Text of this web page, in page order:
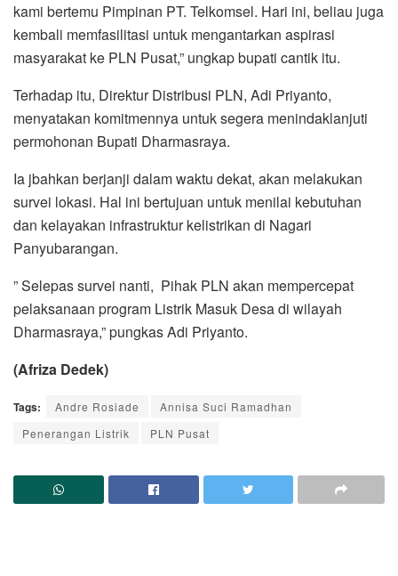
kami bertemu Pimpinan PT. Telkomsel. Hari ini, beliau juga
kembali memfasilitasi untuk mengantarkan aspirasi
masyarakat ke PLN Pusat,” ungkap bupati cantik itu.
Terhadap itu, Direktur Distribusi PLN, Adi Priyanto,
menyatakan komitmennya untuk segera menindaklanjuti
permohonan Bupati Dharmasraya.
Ia jbahkan berjanji dalam waktu dekat, akan melakukan
survei lokasi. Hal ini bertujuan untuk menilai kebutuhan
dan kelayakan infrastruktur kelistrikan di Nagari
Panyubarangan.
” Selepas survei nanti, Pihak PLN akan mempercepat
pelaksanaan program Listrik Masuk Desa di wilayah
Dharmasraya,” pungkas Adi Priyanto.
(Afriza Dedek)
Tags: Andre Rosiade
Annisa Suci Ramadhan
Penerangan Listrik
PLN Pusat